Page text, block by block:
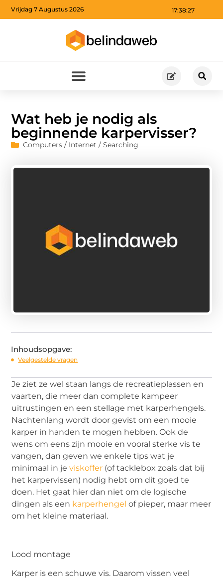
17:38:28
Vrijdag 7 Augustus 2026
Wat heb je nodig als
beginnende karpervisser?
Computers / Internet / Searching
Inhoudsopgave:
Veelgestelde vragen
Je ziet ze wel staan langs de recreatieplassen en
vaarten, die meer dan complete kampeer
uitrustingen en een stellage met karperhengels.
Nachtenlang wordt door gevist om een mooie
karper in handen te mogen hebben. Ook de
wens om eens zijn mooie en vooral sterke vis te
vangen, dan geven we enkele tips wat je
minimaal in jeviskoffer (of tacklebox zoals dat bij
het karpervissen) nodig hebt om dit goed te
doen. Het gaat hier dan niet om de logische
dingen als een karperhengel of pieper, maar meer
om het kleine materiaal.
Lood montage
Karper is een schuwe vis. Daarom vissen veel